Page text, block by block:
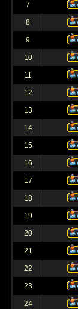
7
8
9
10
11
12
13
14
15
16
17
18
19
20
21
22
23
24